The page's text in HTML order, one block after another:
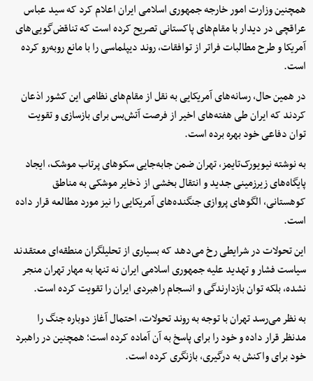
همچنین وزارت امور خارجه جمهوری اسلامی ایران اعلام کرد که سید عباس
عراقچی در دیدار با مقام‌های پاکستانی تصریح کرده است که تناقض‌گویی‌های
آمریکا و طرح مطالبات فراتر از توافقات، روند دیپلماسی را با مانع روبه‌رو کرده
است.
در همین حال، رسانه‌های آمریکایی به نقل از مقام‌های نظامی این کشور اذعان
کردند که ایران طی هفته‌های اخیر از فرصت آتش‌بس برای بازسازی و تقویت
توان دفاعی خود بهره برده است.
به نوشته نیویورک‌تایمز، تهران ضمن جابه‌جایی سکوهای پرتاب موشک، ایجاد
پایگاه‌های زیرزمینی جدید و انتقال بخشی از ذخایر موشکی به مناطق
کوهستانی، الگوهای پروازی جنگنده‌های آمریکایی را نیز مورد مطالعه قرار داده
است.
این تحولات در شرایطی رخ می‌دهد که بسیاری از تحلیلگران منطقه‌ای معتقدند
سیاست فشار و تهدید علیه جمهوری اسلامی ایران نه تنها به مهار تهران منجر
نشده، بلکه توان بازدارندگی و انسجام راهبردی ایران را تقویت کرده است.
به نظر می‌رسد تهران با توجه به روند تحولات، احتمال آغاز دوباره جنگ را
مدنظر قرار داده و خود را برای پاسخ به آن آماده کرده است؛ همچنین در راهبرد
خود برای واکنش به درگیری، بازنگری کرده است.